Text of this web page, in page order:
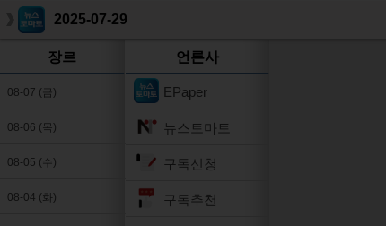
2025-07-29
장르
08-07 (금)
08-06 (목)
08-05 (수)
08-04 (화)
언론사
EPaper
뉴스토마토
구독신청
구독추천